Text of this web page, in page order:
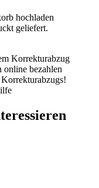
hochladen
geliefert.
Korrekturabzug
online bezahlen